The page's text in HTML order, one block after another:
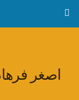
اصغر